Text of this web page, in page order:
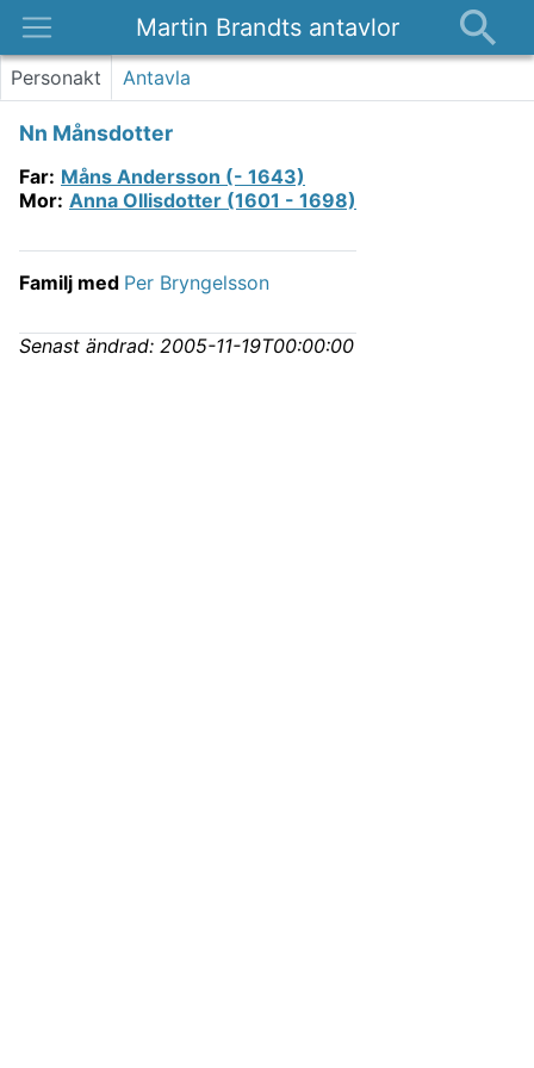
Martin Brandts antavlor
Platser
Kontakt
Personakt Antavla
Nn Månsdotter
Far: Måns Andersson (- 1643)
Mor: Anna Ollisdotter (1601 - 1698)
Familj med Per Bryngelsson
Senast ändrad: 2005-11-19T00:00:00